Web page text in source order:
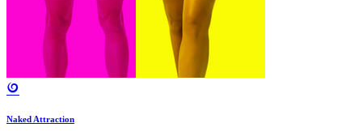
Naked Attraction